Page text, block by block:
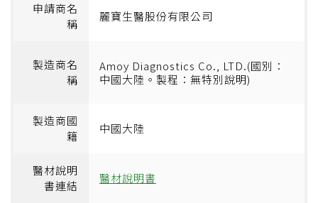
申請商名
稱
麗寶生醫股份有限公司
製造商名
稱
Amoy Diagnostics Co., LTD.(國別：
中國大陸。製程：無特別說明)
製造商國
籍
中國大陸
醫材說明
書連結
醫材說明書